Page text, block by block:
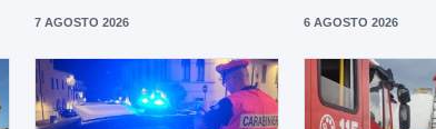
7 AGOSTO 2026 6 AGOSTO 2026